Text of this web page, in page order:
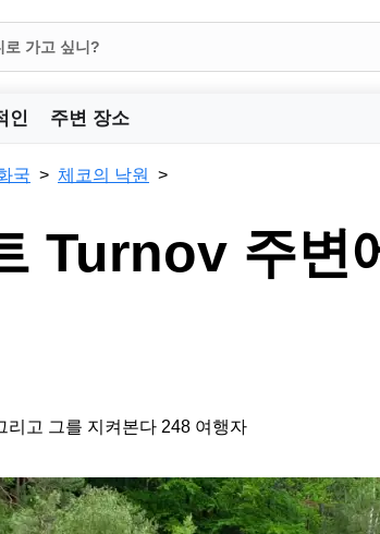
인 주변 장소
국 체코의 낙원
Turnov 주변
리고 그를 지켜본다 248 여행자